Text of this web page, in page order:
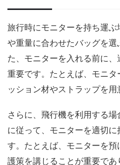
旅行時にモニターを持ち運
や重量に合わせたバッグを選
た、モニターを入れる前に
重要です。たとえば、モニ
ッション材やストラップを用
さらに、飛行機を利用する
に従って、モニターを適切に
す。たとえば、モニターを
護策を講じることが重要で